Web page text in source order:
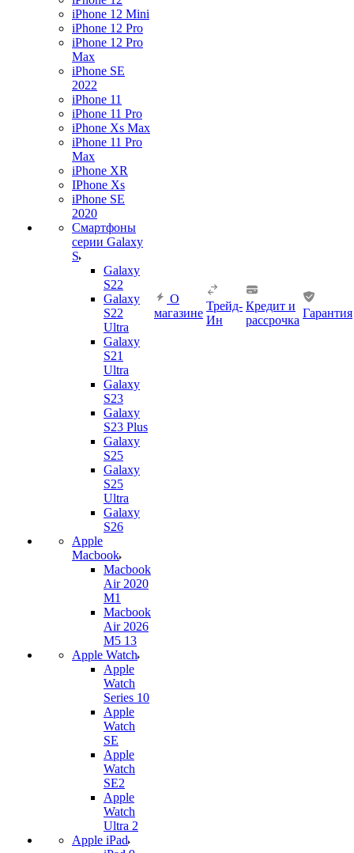
iPhone 12 Mini
iPhone 12 Pro
iPhone 12 Pro
Max
iPhone SE
2022
iPhone 11
iPhone 11 Pro
iPhone Xs Max
iPhone 11 Pro
Max
iPhone XR
IPhone Xs
iPhone SE
2020
Смартфоны
серии Galaxy
S
Galaxy
S22
Galaxy
S22
Ultra
Galaxy
S21
Ultra
Galaxy
S23
Galaxy
S23 Plus
Galaxy
S25
Galaxy
S25
Ultra
Galaxy
S26
Apple
Macbook
Macbook
Air 2020
M1
Macbook
Air 2026
M5 13
Apple Watch
Apple
Watch
Series 10
Apple
Watch
SE
Apple
Watch
SE2
Apple
Watch
Ultra 2
Apple iPad
О
магазине
Трейд-
Ин
Кредит и
рассрочка
Гарантия